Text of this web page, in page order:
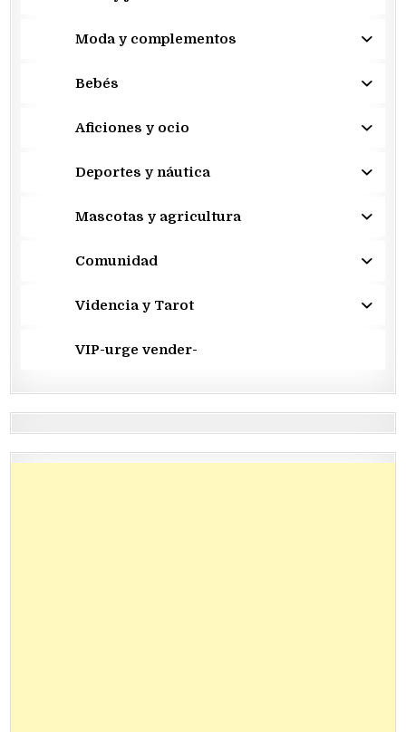
Moda y complementos
Bebés
Aficiones y ocio
Deportes y náutica
Mascotas y agricultura
Comunidad
Videncia y Tarot
VIP-urge vender-